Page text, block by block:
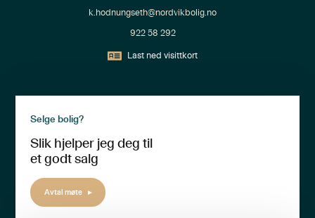
k.hodnungseth@nordvikbolig.no
922 58 292
Last ned visittkort
Selge bolig?
Slik hjelper jeg deg til
et godt salg
Avtal møte